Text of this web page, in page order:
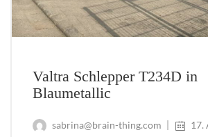
Valtra Schlepper T234D in
Blaumetallic
sabrina@brain-thing.com
17.